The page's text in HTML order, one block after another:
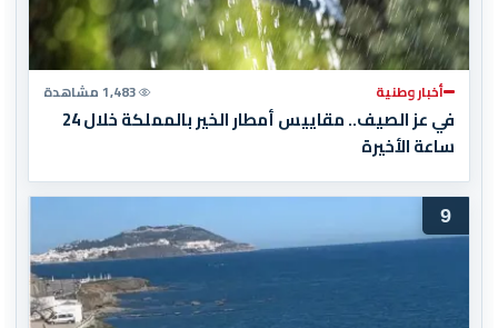
أخبار وطنية 1,483 مشاهدة
في عز الصيف.. مقاييس أمطار الخير بالمملكة خلال 24
ساعة الأخيرة
9